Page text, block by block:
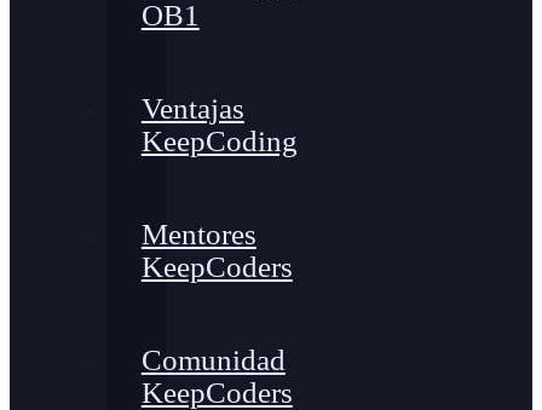
OB1
Ventajas
KeepCoding
Mentores
KeepCoders
Comunidad
KeepCoders